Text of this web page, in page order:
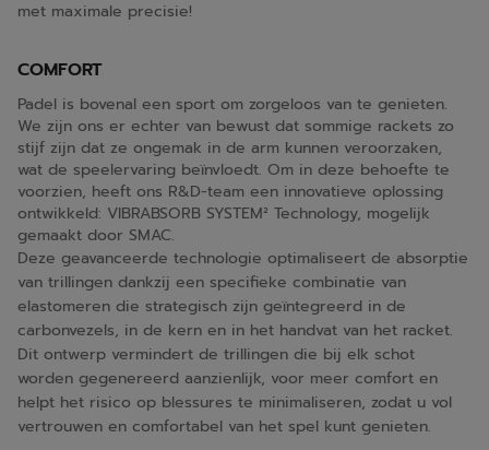
met maximale precisie!
COMFORT
Padel is bovenal een sport om zorgeloos van te genieten.
We zijn ons er echter van bewust dat sommige rackets zo
stijf zijn dat ze ongemak in de arm kunnen veroorzaken,
wat de speelervaring beïnvloedt. Om in deze behoefte te
voorzien, heeft ons R&D-team een innovatieve oplossing
ontwikkeld: VIBRABSORB SYSTEM² Technology, mogelijk
gemaakt door SMAC.
Deze geavanceerde technologie optimaliseert de absorptie
van trillingen dankzij een specifieke combinatie van
elastomeren die strategisch zijn geïntegreerd in de
carbonvezels, in de kern en in het handvat van het racket.
Dit ontwerp vermindert de trillingen die bij elk schot
worden gegenereerd aanzienlijk, voor meer comfort en
helpt het risico op blessures te minimaliseren, zodat u vol
vertrouwen en comfortabel van het spel kunt genieten.